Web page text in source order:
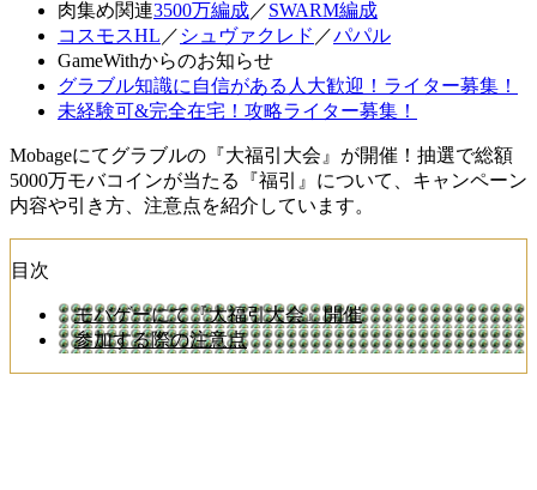
肉集め関連3500万編成／SWARM編成
コスモスHL ／ シュヴァクレド ／パパル
GameWithからのお知らせ
グラブル知識に自信がある人大歓迎！ライター募集！
未経験可&完全在宅！攻略ライター募集！
Mobageにてグラブルの『大福引大会』が開催！抽選で総額
5000万モバコインが当たる『福引』について、キャンペーン
内容や引き方、注意点を紹介しています。
目次
モバゲーにて『大福引大会』開催
参加する際の注意点